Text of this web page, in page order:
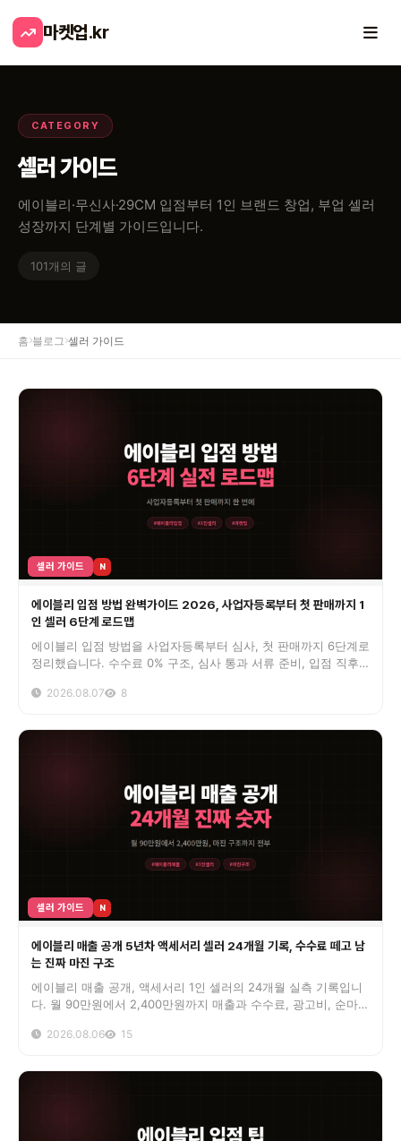
마켓업.kr
CATEGORY
셀러 가이드
에이블리·무신사·29CM 입점부터 1인 브랜드 창업, 부업 셀러
성장까지 단계별 가이드입니다.
101개의 글
홈 블로그 셀러 가이드
셀러 가이드 N
에이블리 입점 방법 완벽가이드 2026, 사업자등록부터 첫 판매까지 1
인 셀러 6단계 로드맵
에이블리 입점 방법을 사업자등록부터 심사, 첫 판매까지 6단계로
정리했습니다. 수수료 0% 구조, 심사 통과 서류 준비, 입점 직후
2026.08.07 8
셀러 가이드 N
에이블리 매출 공개 5년차 액세서리 셀러 24개월 기록, 수수료 떼고 남
는 진짜 마진 구조
에이블리 매출 공개, 액세서리 1인 셀러의 24개월 실측 기록입니
다. 월 90만원에서 2,400만원까지 매출과 수수료, 광고비, 순마진
다. 2026.08.06 15